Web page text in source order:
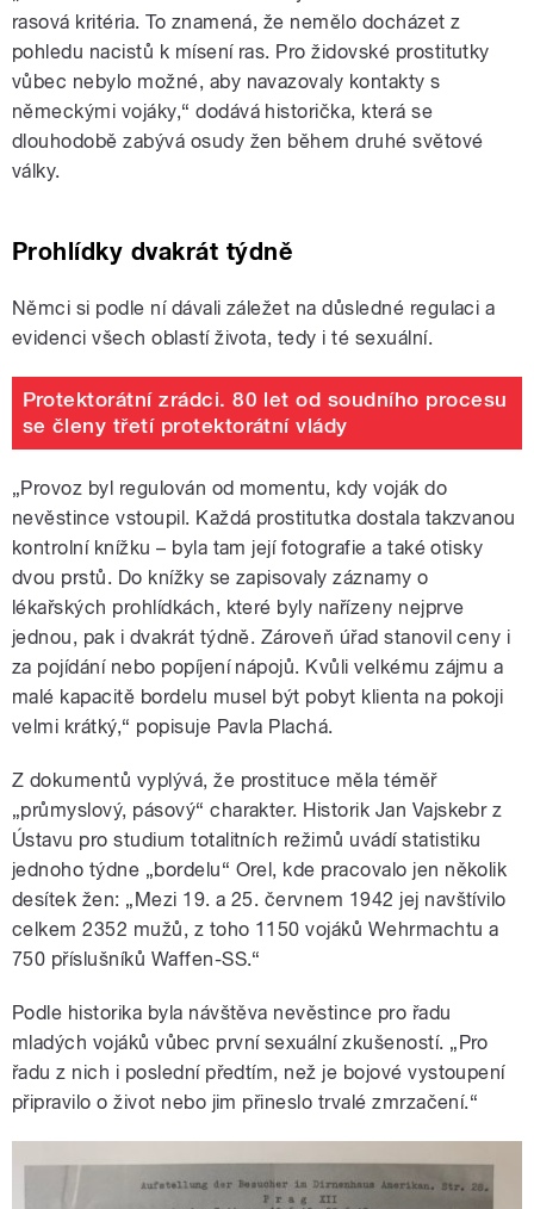
rasová kritéria. To znamená, že nemělo docházet z
pohledu nacistů k mísení ras. Pro židovské prostitutky
vůbec nebylo možné, aby navazovaly kontakty s
německými vojáky,“ dodává historička, která se
dlouhodobě zabývá osudy žen během druhé světové
války.
Prohlídky dvakrát týdně
Němci si podle ní dávali záležet na důsledné regulaci a
evidenci všech oblastí života, tedy i té sexuální.
Protektorátní zrádci. 80 let od soudního procesu
se členy třetí protektorátní vlády
„Provoz byl regulován od momentu, kdy voják do
nevěstince vstoupil. Každá prostitutka dostala takzvanou
kontrolní knížku – byla tam její fotografie a také otisky
dvou prstů. Do knížky se zapisovaly záznamy o
lékařských prohlídkách, které byly nařízeny nejprve
jednou, pak i dvakrát týdně. Zároveň úřad stanovil ceny i
za pojídání nebo popíjení nápojů. Kvůli velkému zájmu a
malé kapacitě bordelu musel být pobyt klienta na pokoji
velmi krátký,“ popisuje Pavla Plachá.
Z dokumentů vyplývá, že prostituce měla téměř
„průmyslový, pásový“ charakter. Historik Jan Vajskebr z
Ústavu pro studium totalitních režimů uvádí statistiku
jednoho týdne „bordelu“ Orel, kde pracovalo jen několik
desítek žen: „Mezi 19. a 25. červnem 1942 jej navštívilo
celkem 2352 mužů, z toho 1150 vojáků Wehrmachtu a
750 příslušníků Waffen-SS.“
Podle historika byla návštěva nevěstince pro řadu
mladých vojáků vůbec první sexuální zkušeností. „Pro
řadu z nich i poslední předtím, než je bojové vystoupení
připravilo o život nebo jim přineslo trvalé zmrzačení.“